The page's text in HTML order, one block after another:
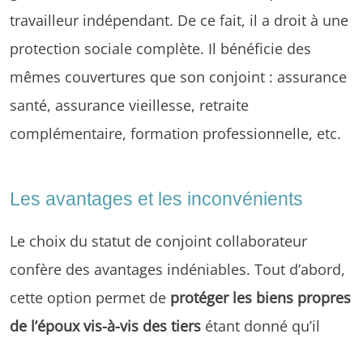
travailleur indépendant. De ce fait, il a droit à une
protection sociale complète. Il bénéficie des
mêmes couvertures que son conjoint : assurance
santé, assurance vieillesse, retraite
complémentaire, formation professionnelle, etc.
Les avantages et les inconvénients
Le choix du statut de conjoint collaborateur
confère des avantages indéniables. Tout d’abord,
cette option permet de protéger les biens propres
de l’époux vis-à-vis des tiers étant donné qu’il